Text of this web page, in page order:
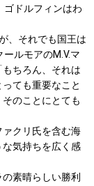
ゴドルフィンはわ
、それでも国王は
ルモアのM.V.マ
ちろん、それは
ても重要なこと
のことにとても
クリ氏を含む海
気持ちを広く感
素晴らしい勝利